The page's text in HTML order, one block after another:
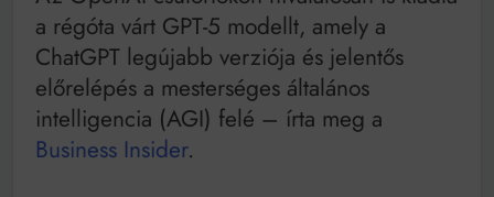
Mindenki a világot akarja uralni – de nem csak a 80-
as években
Bitumenes lapostetők: a bevált technológia akkor
működik, ha jól van felújítva
a régóta várt GPT-5 modellt, amely a
ChatGPT legújabb verziója és jelentős
előrelépés a mesterséges általános
intelligencia (AGI) felé – írta meg a
Business Insider.